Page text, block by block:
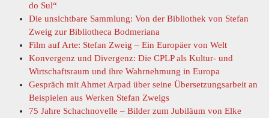
do Sul“
Die unsichtbare Sammlung: Von der Bibliothek von Stefan
Zweig zur Bibliotheca Bodmeriana
Film auf Arte: Stefan Zweig – Ein Europäer von Welt
Konvergenz und Divergenz: Die CPLP als Kultur- und
Wirtschaftsraum und ihre Wahrnehmung in Europa
Gespräch mit Ahmet Arpad über seine Übersetzungsarbeit an
Beispielen aus Werken Stefan Zweigs
75 Jahre Schachnovelle – Bilder zum Jubiläum von Elke